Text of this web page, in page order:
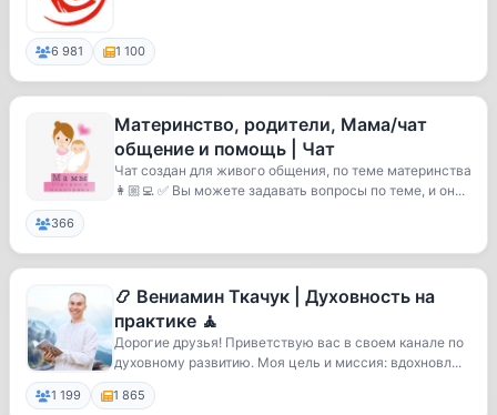
6 981 1 100
Материнство, родители, Мама/чат
общение и помощь | Чат
Чат создан для живого общения, по теме материнства
👩🏼‍💻 ✅ Вы можете задавать вопросы по теме, и он...
366
📿 Вениамин Ткачук | Духовность на
практике 🧘
Дорогие друзья! Приветствую вас в своем канале по
духовному развитию. Моя цель и миссия: вдохновл...
1 199 1 865